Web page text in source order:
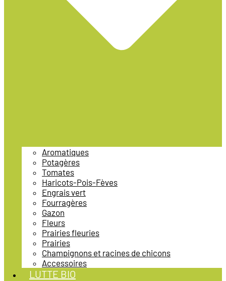
Aromatiques
Potagères
Tomates
Haricots-Pois-Fèves
Engrais vert
Fourragères
Gazon
Fleurs
Prairies fleuries
Prairies
Champignons et racines de chicons
Accessoires
LUTTE BIO